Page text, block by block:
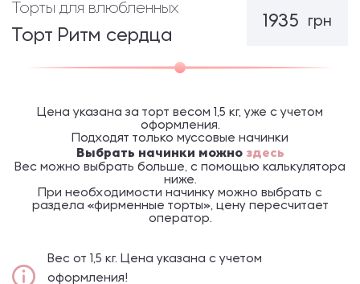
Торты для влюбленных
Торт Ритм сердца
1935 грн
Цена указана за торт весом 1,5 кг, уже с учетом
оформления.
Подходят только муссовые начинки
Выбрать начинки можно здесь
Вес можно выбрать больше, с помощью калькулятора
ниже.
При необходимости начинку можно выбрать с
раздела «фирменные торты», цену пересчитает
оператор.
Вес от 1,5 кг. Цена указана с учетом
оформления!